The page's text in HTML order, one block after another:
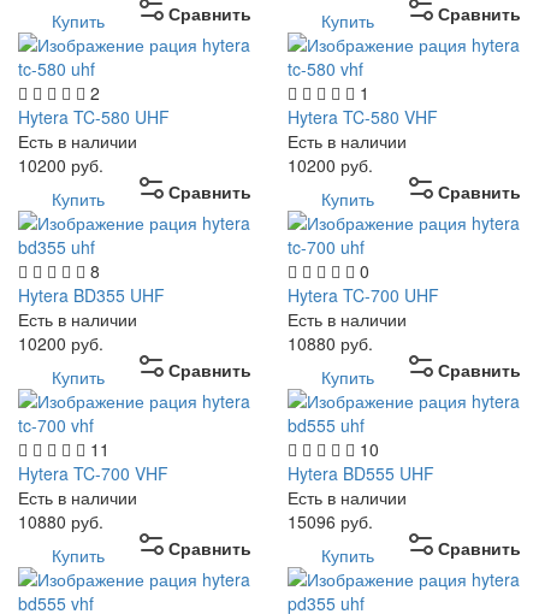
Сравнить
Купить
Сравнить
Купить
2
Hytera TC-580 UHF
Есть в наличии
10200 руб.
Сравнить
Купить
1
Hytera TC-580 VHF
Есть в наличии
10200 руб.
Сравнить
Купить
8
Hytera BD355 UHF
Есть в наличии
10200 руб.
Сравнить
Купить
0
Hytera TC-700 UHF
Есть в наличии
10880 руб.
Сравнить
Купить
11
Hytera TC-700 VHF
Есть в наличии
10880 руб.
Сравнить
Купить
10
Hytera BD555 UHF
Есть в наличии
15096 руб.
Сравнить
Купить